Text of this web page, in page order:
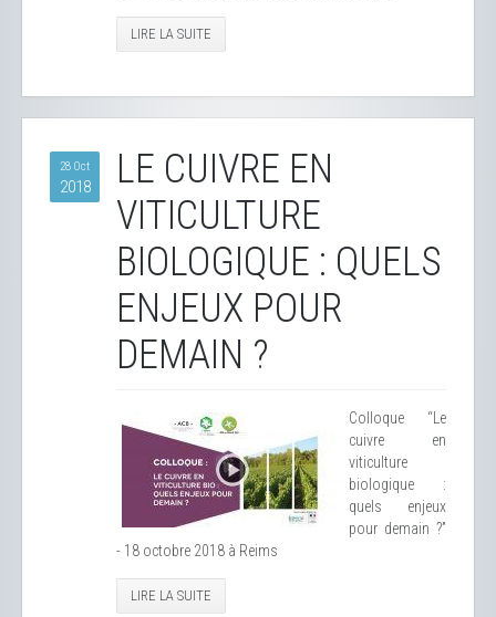
LIRE LA SUITE
28 Oct
2018
LE CUIVRE EN
VITICULTURE
BIOLOGIQUE : QUELS
ENJEUX POUR
DEMAIN ?
Colloque “Le
cuivre en
viticulture
biologique :
quels enjeux
pour demain ?”
- 18 octobre 2018 à Reims
LIRE LA SUITE